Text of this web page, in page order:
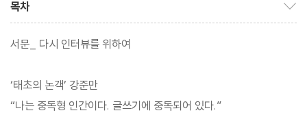
목차
서문_ 다시 인터뷰를 위하여
‘태초의 논객’ 강준만
“나는 중독형 인간이다. 글쓰기에 중독되어 있다.”